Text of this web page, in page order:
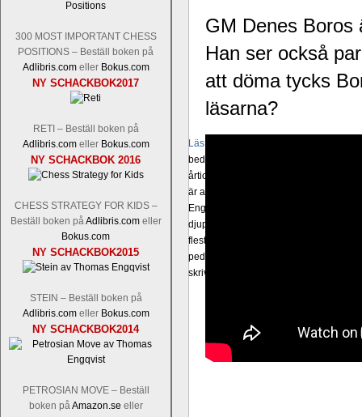
300 MOST IMPORTANT CHESS
POSITIONS – Beställ boken på
Adlibris.comeller Bokus.com
NY SCHACKBOK2017
RETI – Beställ boken på
Adlibris.comeller Bokus.com
NY SCHACKBOK 2016
CHESS STRATEGY FOR KIDS –
Beställ boken på Adlibris.comeller
Bokus.com
NY SCHACKBOK2015
STEIN – Beställ boken på
Adlibris.comeller Bokus.com
NY SCHACKBOK2014
PETROSIAN MOVE – Beställ
boken på Amazon.se eller
Läs de 8 kommentarerna
bedrifter i schackvärlden. Glenn Ek på
årtiondena alltmer betraktats som en
är annars spel, vetenskap eller konst.
Engqvist arbetat med boken i ur och
djupintervjuer med
flesta aldrig har sett tidigare. Boken
pedagogiska kommentarer och de
skrivits....
GM Denes Boros
Han ser också
att döma tycks
läsarna?